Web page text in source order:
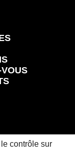
Politique de confidentialité
contrôle sur